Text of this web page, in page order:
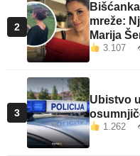
2
mreže:
Marija
3.107
3
Ubistvo
1.262